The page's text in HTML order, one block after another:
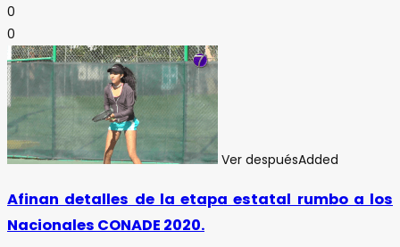
0
0
Ver despuésAdded
Afinan detalles de la etapa estatal rumbo a los
Nacionales CONADE 2020.